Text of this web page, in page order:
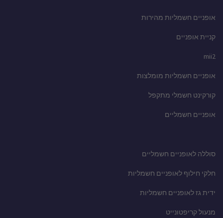
אופניים חשמליות מהירות
קניית אופניים
mii2
אופניים חשמליות מומלצות
קורקינט חשמלי מתקפל
אופניים חשמליים
סוללה לאופניים חשמליים
חלקי חילוף לאופניים חשמליות
ידית גז לאופניים חשמליות
מנעול קריפטונייט